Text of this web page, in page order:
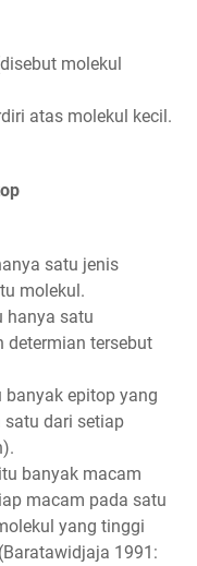
molekul
atas molekul kecil.
satu jenis
molekul.
hanya satu
determian tersebut
epitop yang
dari setiap
banyak macam
macam pada satu
yang tinggi
1991: